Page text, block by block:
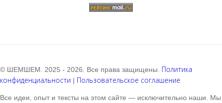
© ШЕМШЕМ. 2025 - 2026. Все права защищены. Политика
конфиденциальности | Пользовательское соглашение
Все идеи, опыт и тексты на этом сайте — исключительно наши. Мы